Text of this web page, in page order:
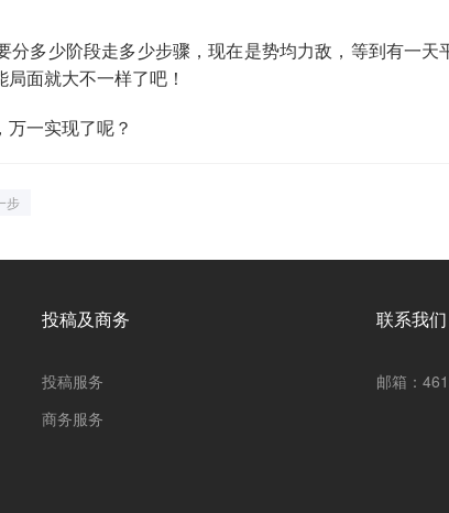
分多少阶段走多少步骤，现在是势均力敌，等到有一天
面就大不一样了吧！
一实现了呢？
步
投稿及商务
投稿服务
商务服务
联系我们
邮箱：